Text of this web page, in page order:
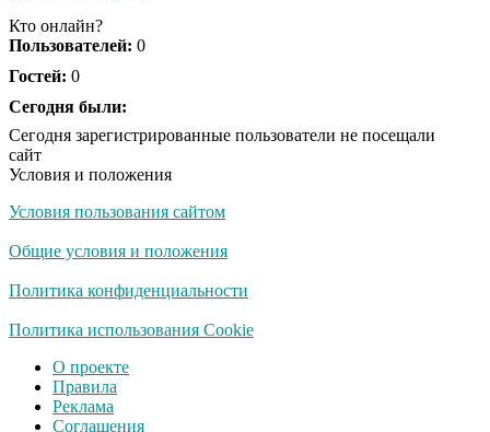
Экс-бойфренд дочери
из-за макарон
Резиновая лента для
бетону, которую
Кто онлайн?
Пользователей: 0
Гостей: 0
Сегодня были:
Сегодня зарегистрированные пользователи не посещали
сайт
Условия и положения
Условия пользования сайтом
Общие условия и положения
Политика конфиденциальности
Политика использования Cookie
О проекте
Правила
Реклама
Соглашения